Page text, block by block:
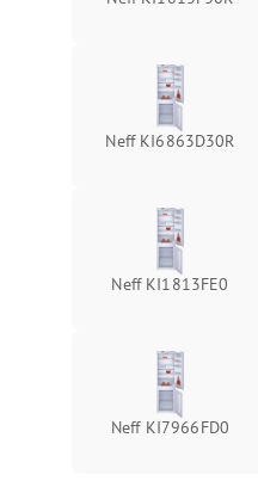
Neff KI6863D30R
Neff KI1813FE0
Neff KI7966FD0